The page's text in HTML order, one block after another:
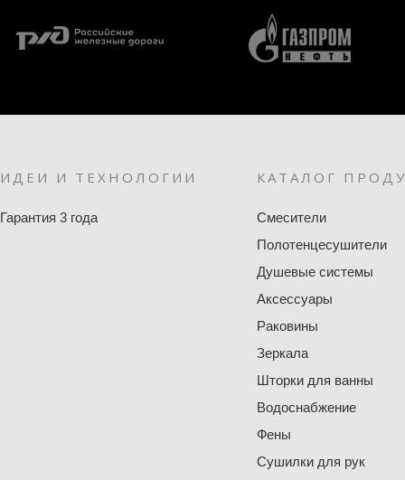
ИДЕИ И ТЕХНОЛОГИИ
Гарантия 3 года
КАТАЛОГ
Смесители
Полотенцесушители
Душевые системы
Аксессуары
Раковины
Зеркала
Шторки для ванны
Водоснабжение
Фены
Сушилки для рук